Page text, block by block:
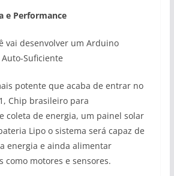
e Performance
vai desenvolver um Arduino
Suficiente
potente que acaba de entrar no
Chip brasileiro para
coleta de energia, um painel solar
Lipo o sistema será capaz de
energia e ainda alimentar
como motores e sensores.